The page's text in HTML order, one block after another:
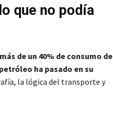
que no podía
de un 40% de consumo de
ha pasado en su
la lógica del transporte y